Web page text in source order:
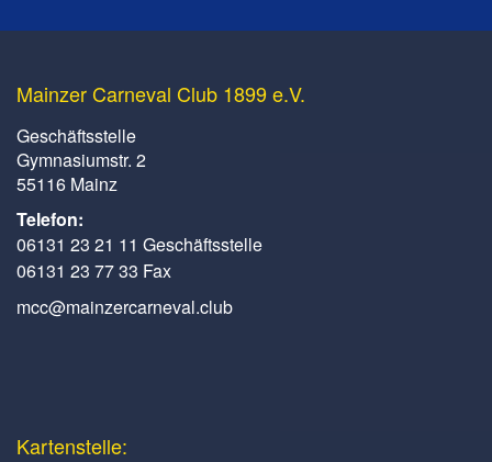
Mainzer Carneval Club 1899 e.V.
Geschäftsstelle
Gymnasiumstr. 2
55116 Mainz
Telefon:
06131 23 21 11 Geschäftsstelle
06131 23 77 33 Fax
mcc@mainzercarneval.club
Kartenstelle: